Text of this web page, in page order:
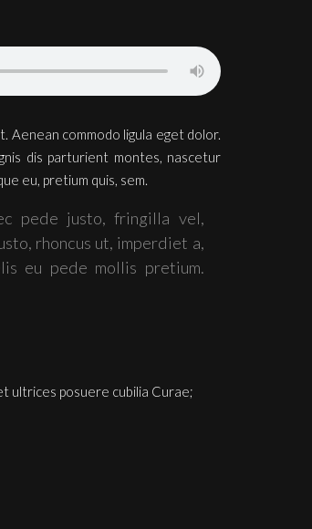
Aenean commodo ligula eget dolor.
dis parturient montes, nascetur
eu, pretium quis, sem.
pede justo, fringilla vel,
rhoncus ut, imperdiet a,
eu pede mollis pretium.
ultrices posuere cubilia Curae;